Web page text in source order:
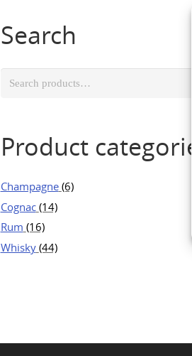
Search
Product
Champagne (6)
Cognac (14)
Rum (16)
Whisky (44)